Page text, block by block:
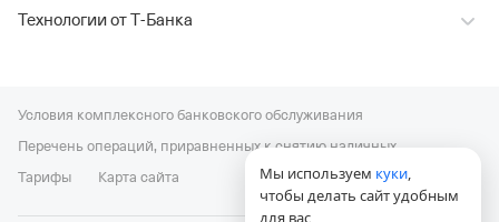
Технологии от Т‑Банка
Условия комплексного банковского обслуживания
Перечень операций, приравненных к снятию наличных
Тарифы
Карта сайта Мы используем куки,
чтобы делать сайт удобным
для вас